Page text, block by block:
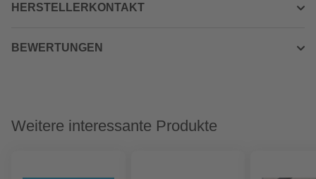
HERSTELLERKONTAKT
BEWERTUNGEN
Weitere interessante Produkte